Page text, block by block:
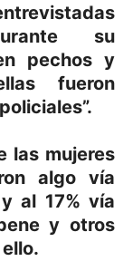
su
pechos y
fueron
las mujeres
algo vía
al 17% vía
y otros